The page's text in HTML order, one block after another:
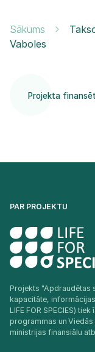
Sākums
Vaboles
Projekta
PAR PROJEKTU
Projekts "Apdraudētas
kapacitāte,
LIFE FOR SPECIES)
programmas un
ministrijas finansiālu